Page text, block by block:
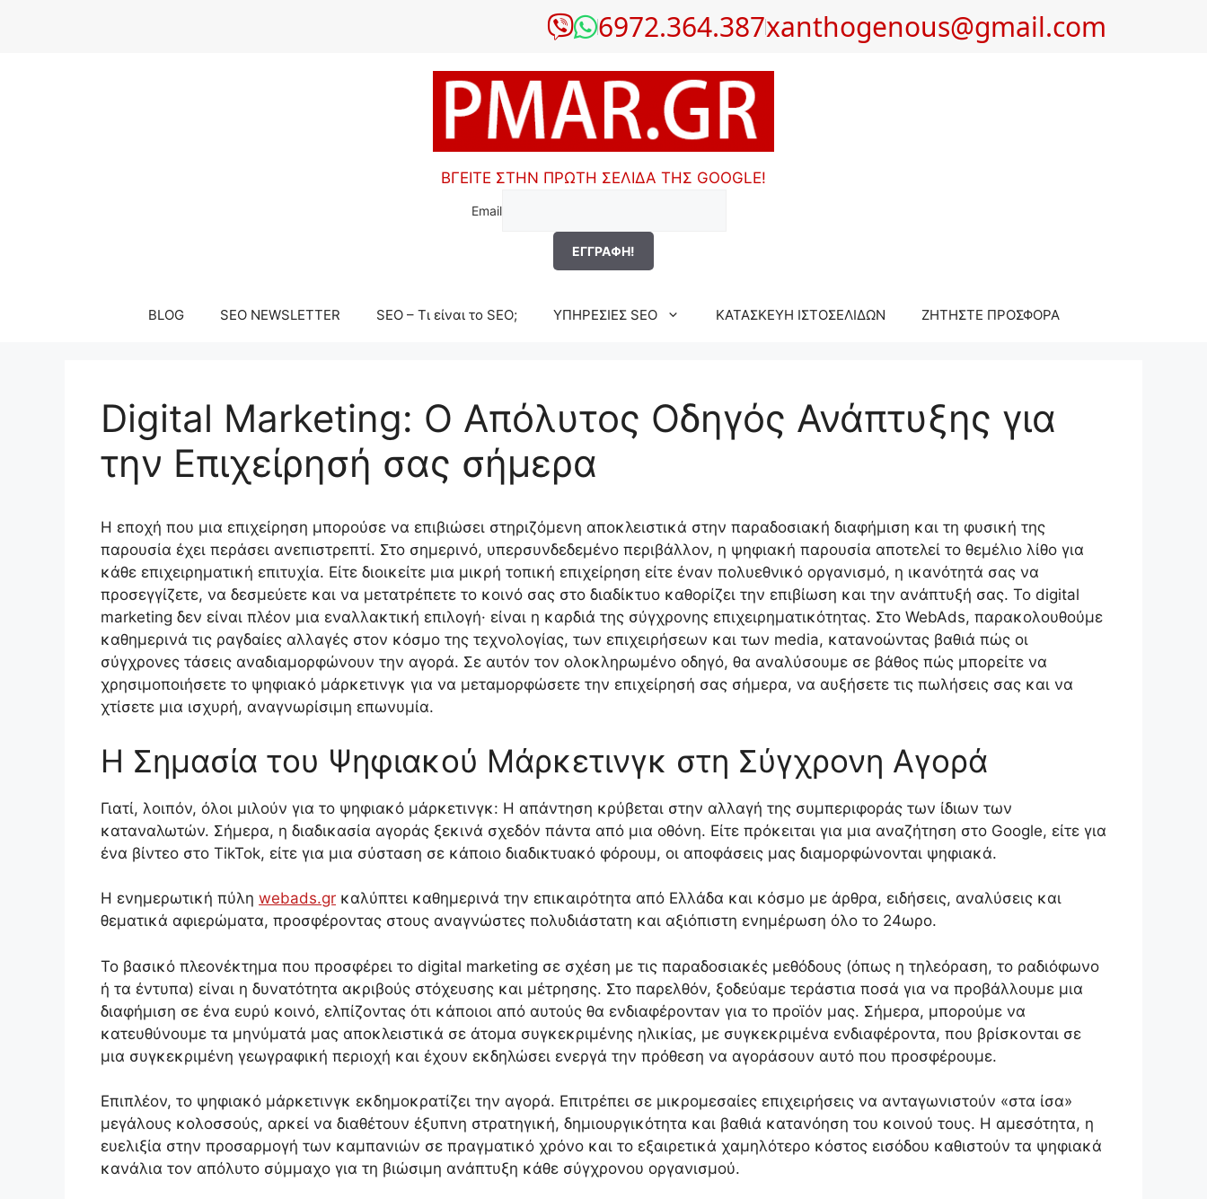
6972.364.387xanthogenous@gmail.com
ΒΓΕΙΤΕ ΣΤΗΝ ΠΡΩΤΗ ΣΕΛΙΔΑ ΤΗΣ GOOGLE!
Email
BLOG SEO NEWSLETTER SEO – Τι είναι το SEO; ΥΠΗΡΕΣΙΕΣ SEO ΚΑΤΑΣΚΕΥΗ ΙΣΤΟΣΕΛΙΔΩΝ ΖΗΤΗΣΤΕ ΠΡΟΣΦΟΡΑ
Digital Marketing: Ο Απόλυτος Οδηγός Ανάπτυξης για
την Επιχείρησή σας σήμερα
Η εποχή που μια επιχείρηση μπορούσε να επιβιώσει στηριζόμενη αποκλειστικά στην παραδοσιακή διαφήμιση και τη φυσική της
παρουσία έχει περάσει ανεπιστρεπτί. Στο σημερινό, υπερσυνδεδεμένο περιβάλλον, η ψηφιακή παρουσία αποτελεί το θεμέλιο λίθο για
κάθε επιχειρηματική επιτυχία. Είτε διοικείτε μια μικρή τοπική επιχείρηση είτε έναν πολυεθνικό οργανισμό, η ικανότητά σας να
προσεγγίζετε, να δεσμεύετε και να μετατρέπετε το κοινό σας στο διαδίκτυο καθορίζει την επιβίωση και την ανάπτυξή σας. Το digital
marketing δεν είναι πλέον μια εναλλακτική επιλογή· είναι η καρδιά της σύγχρονης επιχειρηματικότητας. Στο WebAds, παρακολουθούμε
καθημερινά τις ραγδαίες αλλαγές στον κόσμο της τεχνολογίας, των επιχειρήσεων και των media, κατανοώντας βαθιά πώς οι
σύγχρονες τάσεις αναδιαμορφώνουν την αγορά. Σε αυτόν τον ολοκληρωμένο οδηγό, θα αναλύσουμε σε βάθος πώς μπορείτε να
χρησιμοποιήσετε το ψηφιακό μάρκετινγκ για να μεταμορφώσετε την επιχείρησή σας σήμερα, να αυξήσετε τις πωλήσεις σας και να
χτίσετε μια ισχυρή, αναγνωρίσιμη επωνυμία.
Η Σημασία του Ψηφιακού Μάρκετινγκ στη Σύγχρονη Αγορά
Γιατί, λοιπόν, όλοι μιλούν για το ψηφιακό μάρκετινγκ: Η απάντηση κρύβεται στην αλλαγή της συμπεριφοράς των ίδιων των
καταναλωτών. Σήμερα, η διαδικασία αγοράς ξεκινά σχεδόν πάντα από μια οθόνη. Είτε πρόκειται για μια αναζήτηση στο Google, είτε για
ένα βίντεο στο TikTok, είτε για μια σύσταση σε κάποιο διαδικτυακό φόρουμ, οι αποφάσεις μας διαμορφώνονται ψηφιακά.
Η ενημερωτική πύλη webads.gr καλύπτει καθημερινά την επικαιρότητα από Ελλάδα και κόσμο με άρθρα, ειδήσεις, αναλύσεις και
θεματικά αφιερώματα, προσφέροντας στους αναγνώστες πολυδιάστατη και αξιόπιστη ενημέρωση όλο το 24ωρο.
Το βασικό πλεονέκτημα που προσφέρει το digital marketing σε σχέση με τις παραδοσιακές μεθόδους (όπως η τηλεόραση, το ραδιόφωνο
ή τα έντυπα) είναι η δυνατότητα ακριβούς στόχευσης και μέτρησης. Στο παρελθόν, ξοδεύαμε τεράστια ποσά για να προβάλλουμε μια
διαφήμιση σε ένα ευρύ κοινό, ελπίζοντας ότι κάποιοι από αυτούς θα ενδιαφέρονταν για το προϊόν μας. Σήμερα, μπορούμε να
κατευθύνουμε τα μηνύματά μας αποκλειστικά σε άτομα συγκεκριμένης ηλικίας, με συγκεκριμένα ενδιαφέροντα, που βρίσκονται σε
μια συγκεκριμένη γεωγραφική περιοχή και έχουν εκδηλώσει ενεργά την πρόθεση να αγοράσουν αυτό που προσφέρουμε.
Επιπλέον, το ψηφιακό μάρκετινγκ εκδημοκρατίζει την αγορά. Επιτρέπει σε μικρομεσαίες επιχειρήσεις να ανταγωνιστούν «στα ίσα»
μεγάλους κολοσσούς, αρκεί να διαθέτουν έξυπνη στρατηγική, δημιουργικότητα και βαθιά κατανόηση του κοινού τους. Η αμεσότητα, η
ευελιξία στην προσαρμογή των καμπανιών σε πραγματικό χρόνο και το εξαιρετικά χαμηλότερο κόστος εισόδου καθιστούν τα ψηφιακά
κανάλια τον απόλυτο σύμμαχο για τη βιώσιμη ανάπτυξη κάθε σύγχρονου οργανισμού.